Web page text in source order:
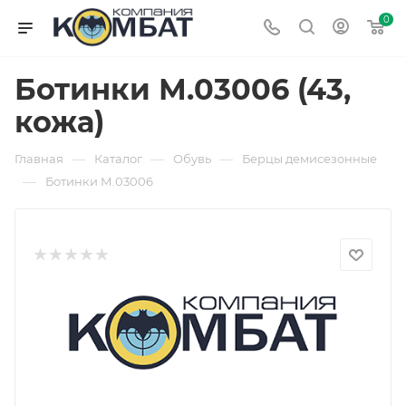
0
Ботинки М.03006 (43,
кожа)
Главная — Каталог — Обувь — Берцы демисезонные
— Ботинки М.03006